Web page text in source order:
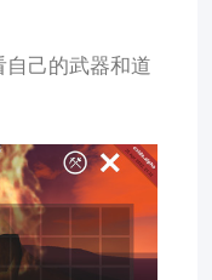
己的武器和道